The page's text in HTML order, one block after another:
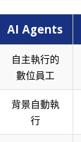
AI Agents
自主執行的
數位員工
背景自動執
行